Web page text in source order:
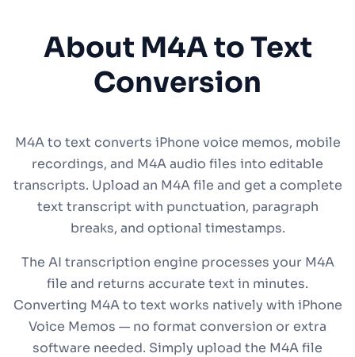
About M4A to Text
Conversion
M4A to text converts iPhone voice memos, mobile
recordings, and M4A audio files into editable
transcripts. Upload an M4A file and get a complete
text transcript with punctuation, paragraph
breaks, and optional timestamps.
The AI transcription engine processes your M4A
file and returns accurate text in minutes.
Converting M4A to text works natively with iPhone
Voice Memos — no format conversion or extra
software needed. Simply upload the M4A file